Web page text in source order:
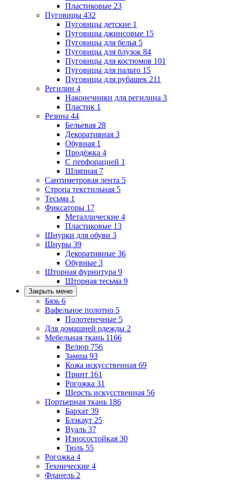
Пластиковые 23
Пуговицы 432
Пуговицы детские 1
Пуговицы джинсовые 15
Пуговицы для белья 5
Пуговицы для блузок 84
Пуговицы для костюмов 101
Пуговицы для пальто 15
Пуговицы для рубашек 211
Регилин 4
Наконечники для регилина 3
Пластик 1
Резина 44
Бельевая 28
Декоративная 3
Обувная 1
Продёжка 4
С перфорацией 1
Шляпная 7
Сантиметровая лента 5
Стропа текстильная 5
Тесьма 1
Фиксаторы 17
Металлические 4
Пластиковые 13
Шнурки для обуви 3
Шнуры 39
Декоративные 36
Обувные 3
Шторная фурнитура 9
Шторная тесьма 9
Закрыть меню
Бязь 6
Вафельное полотно 5
Полотенечные 5
Для домашней одежды 2
Мебельная ткань 1166
Велюр 756
Замша 93
Кожа искусственная 69
Принт 161
Рогожка 31
Шерсть искусственная 56
Портьерная ткань 186
Бархат 39
Блэкаут 25
Вуаль 37
Износостойкая 30
Тюль 55
Рогожка 4
Технические 4
Фланель 2